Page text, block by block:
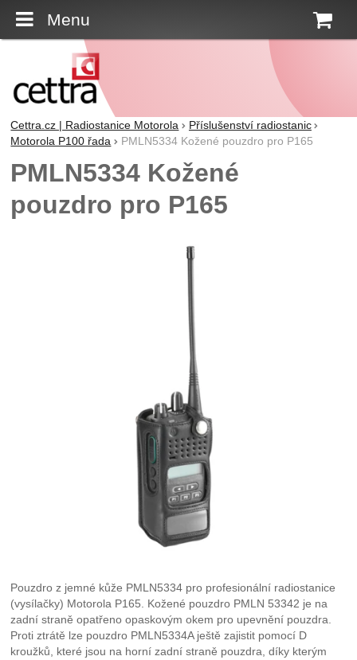
Menu
Cettra.cz | Radiostanice Motorola
Příslušenství radiostanic
Motorola P100 řada
PMLN5334 Kožené pouzdro pro P165
PMLN5334 Kožené
pouzdro pro P165
Pouzdro z jemné kůže PMLN5334 pro profesionální radiostanice
(vysílačky) Motorola P165. Kožené pouzdro PMLN 53342 je na
zadní straně opatřeno opaskovým okem pro upevnění pouzdra.
Proti ztrátě lze pouzdro PMLN5334A ještě zajistit pomocí D
kroužků, které jsou na horní zadní straně pouzdra, díky kterým